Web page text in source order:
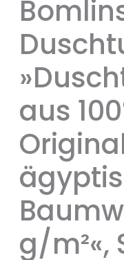
aus
g/m²«,